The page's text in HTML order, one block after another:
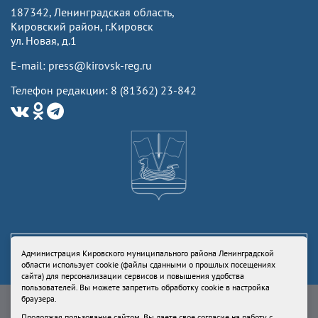
187342, Ленинградская область,
Кировский район, г.Кировск
ул. Новая, д.1
E-mail: press@kirovsk-reg.ru
Телефон редакции: 8 (81362) 23-842
Свидетельство Роскомнадзора ЭЛ № ФС77-73336 от 24 июля 2018
Администрация Кировского муниципального района Ленинградской
области использует cookie (файлы сданными о прошлых посещениях
сайта) для персонализации сервисов и повышения удобства
пользователей. Вы можете запретить обработку cookie в настройка
браузера.